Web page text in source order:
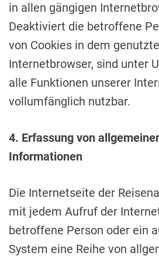
in allen gängigen
Deaktiviert die betroffene
von Cookies in dem
Internetbrowser, sind unter
alle Funktionen unserer
vollumfänglich nutzbar.
4. Erfassung von
Informationen
Die Internetseite der
mit jedem Aufruf der
betroffene Person oder ein
System eine Reihe von